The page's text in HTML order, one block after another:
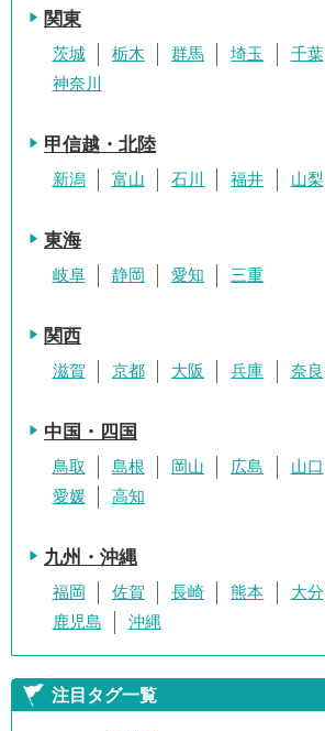
関東
茨城 栃木 群馬 埼玉 千葉
神奈川
甲信越・北陸
新潟 富山 石川 福井 山梨
東海
岐阜 静岡 愛知 三重
関西
滋賀 京都 大阪 兵庫 奈良
中国・四国
鳥取 島根 岡山 広島 山口
愛媛
高知
九州・沖縄
福岡 佐賀 長崎 熊本 大分
鹿児島
沖縄
注目タグ一覧